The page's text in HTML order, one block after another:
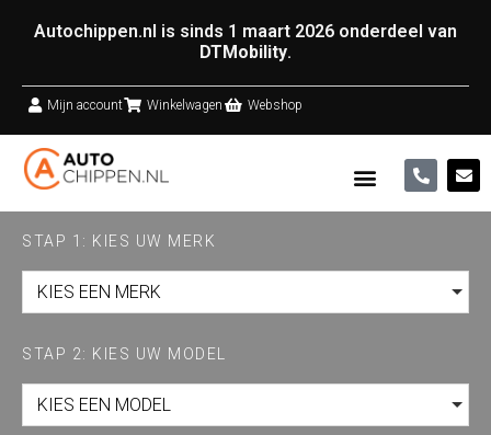
Autochippen.nl is sinds 1 maart 2026 onderdeel van
DTMobility.
Mijn account Winkelwagen Webshop
STAP 1: KIES UW MERK
KIES EEN MERK
STAP 2: KIES UW MODEL
KIES EEN MODEL